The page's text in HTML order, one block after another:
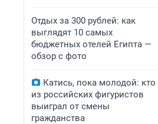
Отдых за 300 рублей: как
выглядят 10 самых
бюджетных отелей Египта —
обзор с фото
Катись, пока молодой: кто
из российских фигуристов
выиграл от смены
гражданства